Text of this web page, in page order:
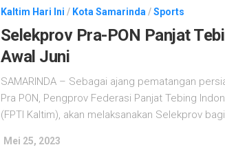
Kaltim Hari Ini / Kota Samarinda /Sports
Selekprov Pra-PON Panjat
Awal Juni
SAMARINDA – Sebagai ajang pematangan
Pra PON, Pengprov Federasi Panjat Tebing
(FPTI Kaltim), akan melaksanakan Selekprov
Mei 25, 2023